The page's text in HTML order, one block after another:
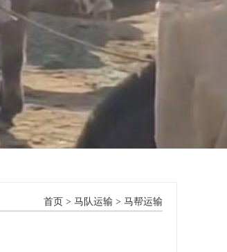
首页 > 马队运输 > 马帮运输